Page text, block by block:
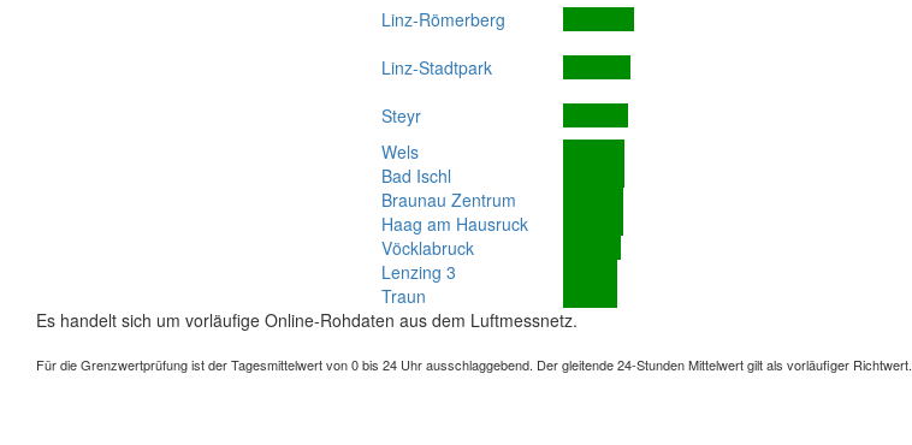
Linz-Römerberg
Linz-Stadtpark
Steyr
Wels
Bad Ischl
Braunau Zentrum
Haag am Hausruck
Vöcklabruck
Lenzing 3
Traun
Es handelt sich um vorläufige Online-Rohdaten aus dem Luftmessnetz.
Für die Grenzwertprüfung ist der Tagesmittelwert von 0 bis 24 Uhr ausschlaggebend. Der gleitende 24-Stunden Mittelwert gilt als vorläufiger Richtwert.